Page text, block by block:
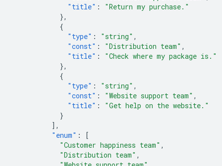
"title" :
"Return my purchase."
},
{
"type" : "string" ,
"const" : "Distribution team" ,
"title" :
"Check where my package is."
},
{
"type" : "string" ,
"const" : "Website support team" ,
"title" :
"Get help on the website."
}
],
"enum" :
[
"Customer happiness team" ,
"Distribution team" ,